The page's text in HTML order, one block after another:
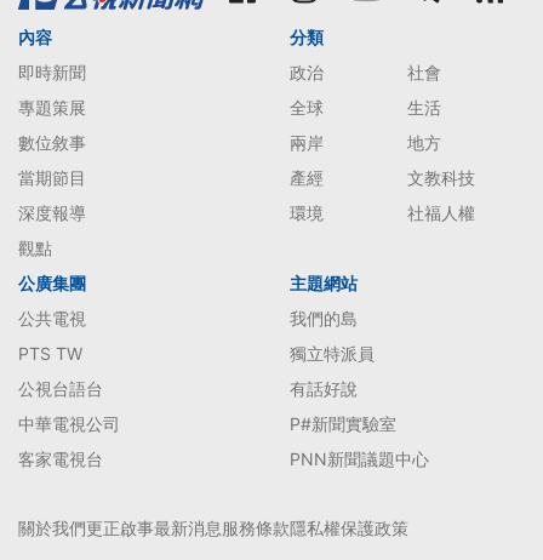
內容
即時新聞
專題策展
數位敘事
當期節目
深度報導
觀點
分類
政治
社會
全球
生活
兩岸
地方
產經
文教科技
環境
社福人權
公廣集團
公共電視
PTS TW
公視台語台
中華電視公司
客家電視台
主題網站
我們的島
獨立特派員
有話好說
P#新聞實驗室
PNN新聞議題中心
關於我們更正啟事最新消息服務條款隱私權保護政策